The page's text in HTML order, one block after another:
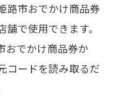
路市おでかけ商品券
で使用できます。
おでかけ商品券か
コードを読み取るだ